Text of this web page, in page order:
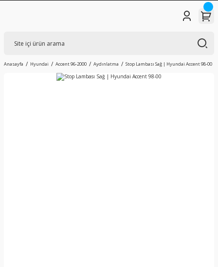
Anasayfa Hyundai Accent 96-2000 Aydınlatma Stop Lambası Sağ | Hyundai Accent 98-00